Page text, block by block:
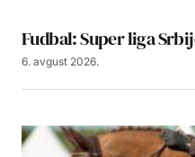
Fudbal: Super liga
6. avgust 2026.